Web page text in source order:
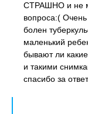
СТРАШНО и не
вопроса:(
болен
маленький
бывают ли
и такими
спасибо за